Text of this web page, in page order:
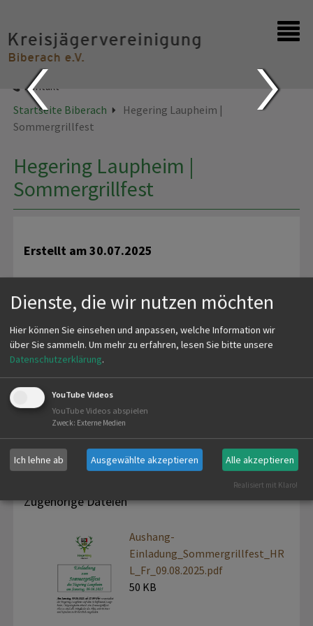
Startseite
Kontakt
Startseite Biberach
Hegering Laupheim |
Sommergrillfest
Hegering Laupheim |
Sommergrillfest
Erstellt am30.07.2025
Am Samstag, den 09.08.2025, ab 17:00 Uhr
findet auf dem Schießstand Laupheim der KJV
Biberach eine Neuauflage des Hegering
Sommergrillfestes statt. Sollte uns das Wetter an
machen, ist alsAusweichtermin der Samstag
16.08.2025 ab 17:00 Uhr
beigefügte Einladung wird verwiesen.
Zugehörige Dateien
Aushang-
Einladung_Sommergrillfest_HR
L_Fr_09.08.2025.pdf
50 KB
Dienste, die wir nutzen möchten
Hier können Sie einsehen und anpassen, welche Information wir
über Sie sammeln. Um mehr zu erfahren, lesen Sie bitte unsere
Datenschutzerklärung.
YouTube Videos
YouTube Videos abspielen
Zweck: Externe Medien
Ich lehne ab Ausgewählte akzeptieren Alle akzeptieren
Realisiert mit Klaro!